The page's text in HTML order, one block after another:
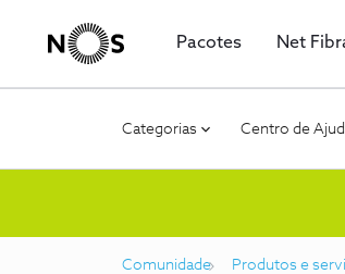
Pacotes Net
Categorias Centro de
Comunidade Produtos e